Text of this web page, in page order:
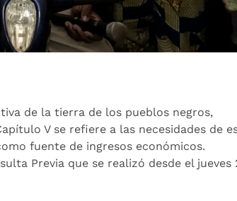
de la tierra de los pueblos negros,
V se refiere a las necesidades de
fuente de ingresos económicos.
Previa que se realizó desde el jueves